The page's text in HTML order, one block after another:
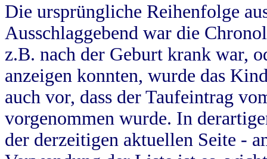
Die ursprüngliche Reihenfolge
Ausschlaggebend war die
z.B. nach der Geburt krank war,
anzeigen konnten, wurde das
auch vor, dass der Taufeintrag
vorgenommen wurde. In
der derzeitigen aktuellen Seite -